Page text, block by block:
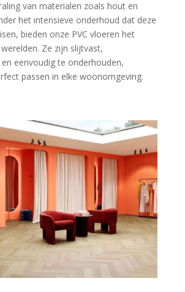
van materialen zoals hout en
het intensieve onderhoud dat deze
bieden onze PVC vloeren het
Ze zijn slijtvast,
eenvoudig te onderhouden,
passen in elke woonomgeving.